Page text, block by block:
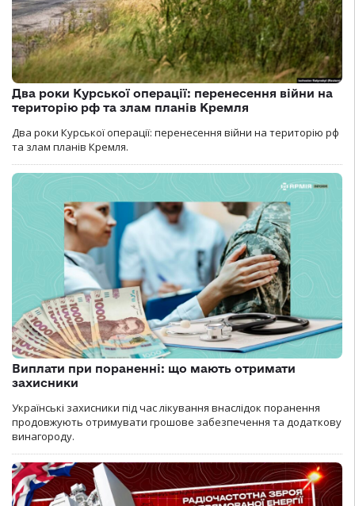
Два роки Курської операції: перенесення війни на
територію рф та злам планів Кремля
Два роки Курської операції: перенесення війни на територію рф
та злам планів Кремля.
Виплати при пораненні: що мають отримати
захисники
Українські захисники під час лікування внаслідок поранення
продовжують отримувати грошове забезпечення та додаткову
винагороду.